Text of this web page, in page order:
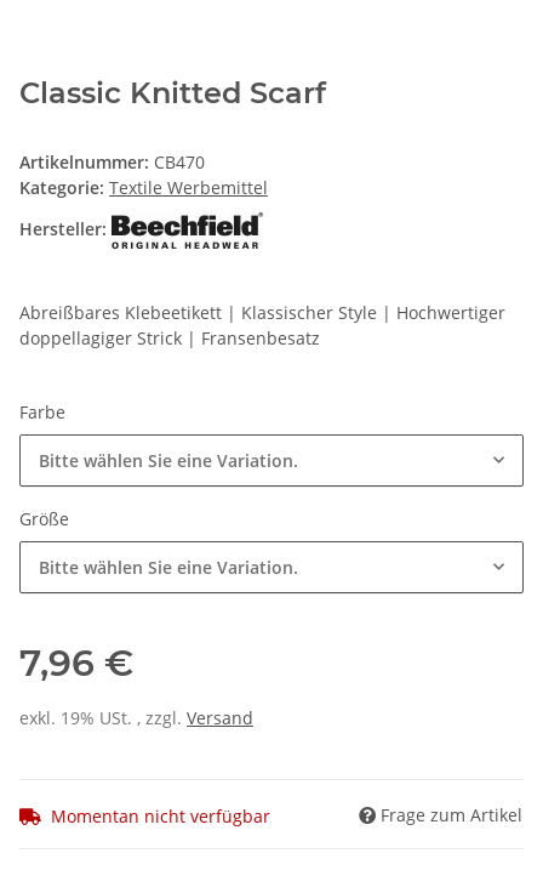
Classic Knitted Scarf
Artikelnummer: CB470
Kategorie: Textile Werbemittel
Hersteller:
Abreißbares Klebeetikett | Klassischer Style | Hochwertiger
doppellagiger Strick | Fransenbesatz
Farbe
Bitte wählen Sie eine Variation.
Größe
Bitte wählen Sie eine Variation.
7,96 €
exkl. 19% USt. , zzgl. Versand
Momentan nicht verfügbar Frage zum Artikel